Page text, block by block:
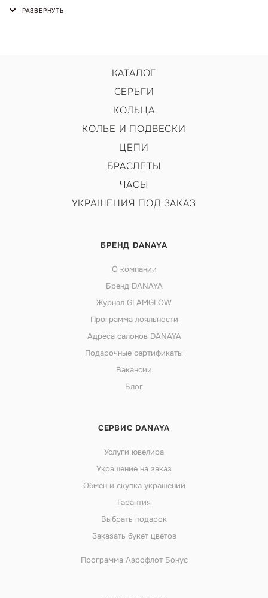
КАТАЛОГ
СЕРЬГИ
КОЛЬЦА
КОЛЬЕ И ПОДВЕСКИ
ЦЕПИ
БРАСЛЕТЫ
ЧАСЫ
УКРАШЕНИЯ ПОД ЗАКАЗ
БРЕНД DANAYA
О компании
Бренд DANAYA
Журнал GLAMGLOW
Программа лояльности
Адреса салонов DANAYA
Подарочные сертификаты
Вакансии
Блог
СЕРВИС DANAYA
Услуги ювелира
Украшение на заказ
Обмен и скупка украшений
Гарантия
Выбрать подарок
Заказать букет цветов
Программа Аэрофлот Бонус